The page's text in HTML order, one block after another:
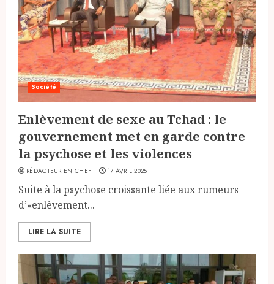
Société
Enlèvement de sexe au Tchad : le
gouvernement met en garde contre
la psychose et les violences
RÉDACTEUR EN CHEF 17 AVRIL 2025
Suite à la psychose croissante liée aux rumeurs
d’«enlèvement...
LIRE LA SUITE